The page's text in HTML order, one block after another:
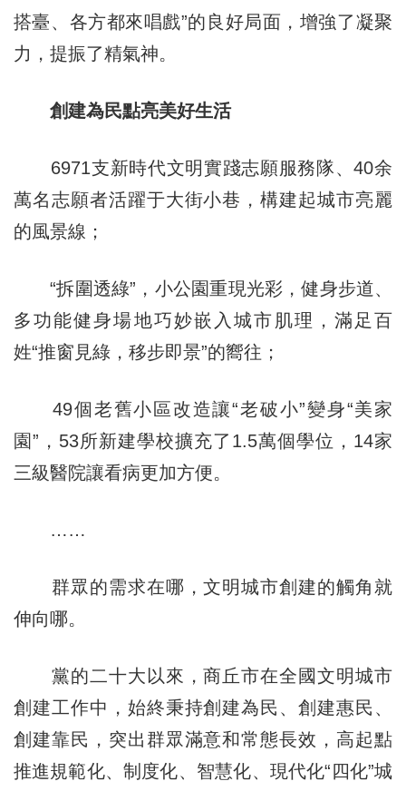
搭臺、各方都來唱戲”的良好局面，增強了凝聚
力，提振了精氣神。
創建為民點亮美好生活
6971支新時代文明實踐志願服務隊、40余
萬名志願者活躍于大街小巷，構建起城市亮麗
的風景線；
“拆圍透綠”，小公園重現光彩，健身步道、
多功能健身場地巧妙嵌入城市肌理，滿足百
姓“推窗見綠，移步即景”的嚮往；
49個老舊小區改造讓“老破小”變身“美家
園”，53所新建學校擴充了1.5萬個學位，14家
三級醫院讓看病更加方便。
……
群眾的需求在哪，文明城市創建的觸角就
伸向哪。
黨的二十大以來，商丘市在全國文明城市
創建工作中，始終秉持創建為民、創建惠民、
創建靠民，突出群眾滿意和常態長效，高起點
推進規範化、制度化、智慧化、現代化“四化”城